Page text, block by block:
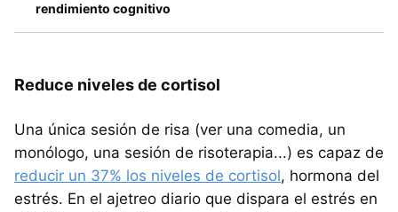
rendimiento cognitivo
Reduce niveles de cortisol
Una única sesión de risa (ver una comedia, un
monólogo, una sesión de risoterapia...) es capaz de
reducir un 37% los niveles de cortisol, hormona del
estrés. En el ajetreo diario que dispara el estrés en